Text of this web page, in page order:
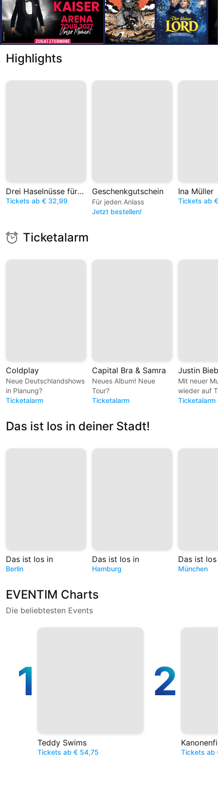
Highlights
Drei Haselnüsse für Aschenbrödel – Das Musical
Tickets ab € 32,99
Geschenkgutschein
Für jeden Anlass
Jetzt bestellen!
Ina Müller
Tickets ab
Ticketalarm
Coldplay
Neue Deutschlandshows
in Planung?
Ticketalarm
Capital Bra & Samra
Neues Album! Neue
Tour?
Ticketalarm
Justin
Mit neuer
wieder auf
Ticketalarm
Das ist los in deiner Stadt!
Das ist los in
Berlin
Das ist los in
Hamburg
Das ist
München
EVENTIM Charts
Die beliebtesten Events
1
Teddy Swims
Tickets ab € 54,75
2
Tickets ab